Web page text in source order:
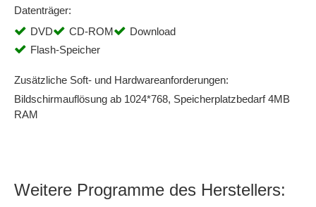
Datenträger:
DVD
CD-ROM
Download
Flash-Speicher
Zusätzliche Soft- und Hardwareanforderungen:
Bildschirmauflösung ab 1024*768, Speicherplatzbedarf 4MB
RAM
Weitere Programme des Herstellers: